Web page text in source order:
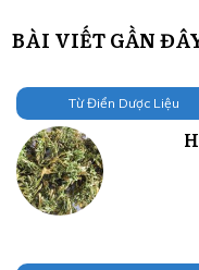
BÀI VIẾT GẦN
Từ Điển Dược Liệu